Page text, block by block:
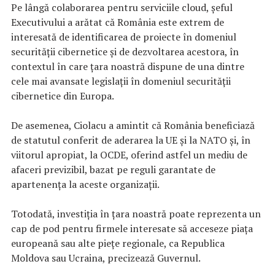
Pe lângă colaborarea pentru serviciile cloud, şeful
Executivului a arătat că România este extrem de
interesată de identificarea de proiecte în domeniul
securităţii cibernetice şi de dezvoltarea acestora, în
contextul în care ţara noastră dispune de una dintre
cele mai avansate legislaţii în domeniul securităţii
cibernetice din Europa.
De asemenea, Ciolacu a amintit că România beneficiază
de statutul conferit de aderarea la UE şi la NATO şi, în
viitorul apropiat, la OCDE, oferind astfel un mediu de
afaceri previzibil, bazat pe reguli garantate de
apartenenţa la aceste organizaţii.
Totodată, investiţia în ţara noastră poate reprezenta un
cap de pod pentru firmele interesate să acceseze piaţa
europeană sau alte pieţe regionale, ca Republica
Moldova sau Ucraina, precizează Guvernul.